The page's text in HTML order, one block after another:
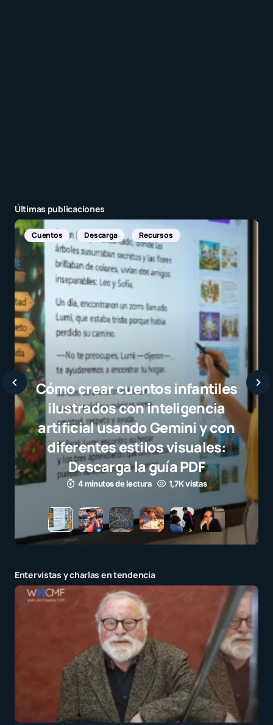
Últimas publicaciones
Noticias Internacionales
Javier Bardem elogia a la
selección campeona y destaca
el juego limpio como ejemplo
para millones de niños
3 minutos de lectura 1,1K vistas
Entervistas y charlas en tendencia